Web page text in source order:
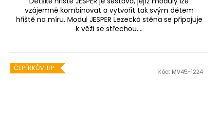
vzájemně kombinovat a vytvořit tak svým dětem
hřiště na míru. Modul JESPER Lezecká stěna se připojuje
k věži se střechou....
ČEPÍRKŮV TIP Kód: MV45-1224